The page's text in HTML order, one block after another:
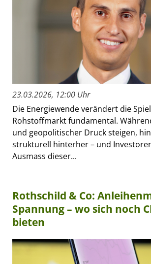
23.03.2026, 12:00 Uhr
Die Energiewende verändert die
Rohstoffmarkt fundamental.
und geopolitischer Druck steigen,
strukturell hinterher – und
Ausmass dieser...
Rothschild & Co:
Spannung – wo sich noch
bieten